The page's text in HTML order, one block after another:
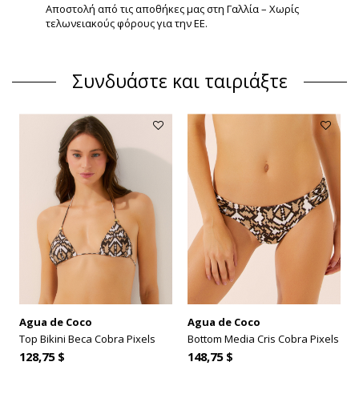
Αποστολή από τις αποθήκες μας στη Γαλλία – Χωρίς
τελωνειακούς φόρους για την ΕΕ.
Συνδυάστε και ταιριάξτε
Agua de Coco
Top Bikini Beca Cobra Pixels
128,75 $
Agua de Coco
Bottom Media Cris Cobra Pixels
148,75 $